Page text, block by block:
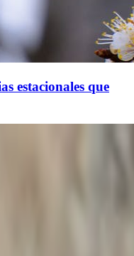
estacionales que